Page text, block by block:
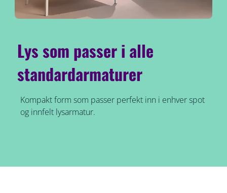
Lys som passer i alle
standardarmaturer
Kompakt form som passer perfekt inn i enhver spot
og innfelt lysarmatur.